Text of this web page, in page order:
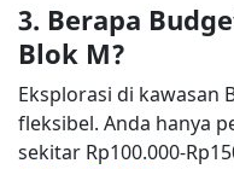
3. Berapa
Blok M?
Eksplorasi di kawasan
fleksibel. Anda hanya
sekitar Rp100.000-